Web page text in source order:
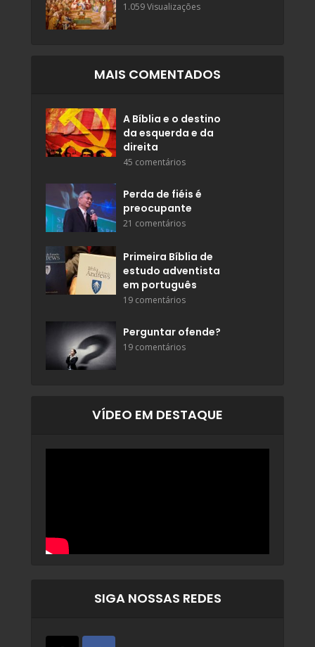
1.059 Visualizações
MAIS COMENTADOS
A Bíblia e o destino
da esquerda e da
direita
45 comentários
Perda de fiéis é
preocupante
21 comentários
Primeira Bíblia de
estudo adventista
em português
19 comentários
Perguntar ofende?
19 comentários
VÍDEO EM DESTAQUE
SIGA NOSSAS REDES